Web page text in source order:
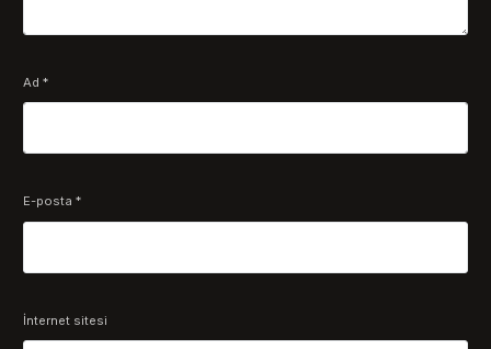
Ad*
E-posta*
İnternet sitesi